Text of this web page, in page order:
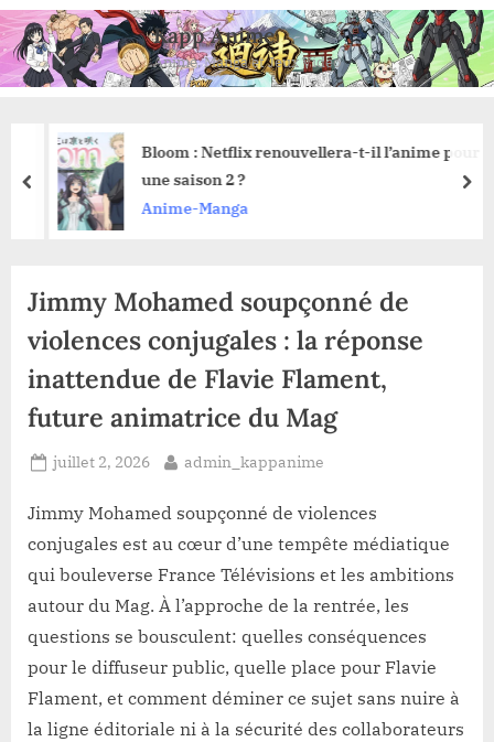
Skip
to
content
Kapp Anime
Anime, Manga et Jeux Vidéo
Bloom : Netflix renouvellera-t-il l’anime pour
une saison 2 ?
Anime-Manga
prev
Jimmy Mohamed soupçonné de
violences conjugales : la réponse
inattendue de Flavie Flament,
future animatrice du Mag
Posted
juillet 2, 2026 By
admin_kappanime
Jimmy Mohamed soupçonné de violences
conjugales est au cœur d’une tempête médiatique
qui bouleverse France Télévisions et les ambitions
autour du Mag. À l’approche de la rentrée, les
questions se bousculent: quelles conséquences
pour le diffuseur public, quelle place pour Flavie
Flament, et comment déminer ce sujet sans nuire à
la ligne éditoriale ni à la sécurité des collaborateurs